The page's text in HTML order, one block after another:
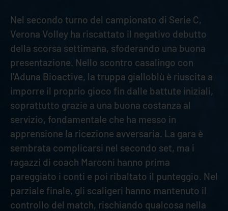
Nel secondo turno del campionato di Serie C,
Verona Volley ha riscattato il negativo debutto
della scorsa settimana, sfoderando una buona
presentazione. Nello scontro casalingo con
l'Aduna Bioactive, la truppa gialloblù è riuscita a
imporre il proprio gioco fin dalle battute iniziali,
soprattutto grazie a una buona costanza al
servizio, fondamentale che ha messo in
apprensione la ricezione avversaria. La gara è
sembrata complicarsi nel secondo set, ma i
ragazzi di coach Marconi hanno prima
pareggiato i conti e poi ribaltato il punteggio. Nel
parziale finale, gli scaligeri hanno mantenuto il
controllo del match, rischiando qualcosa nella